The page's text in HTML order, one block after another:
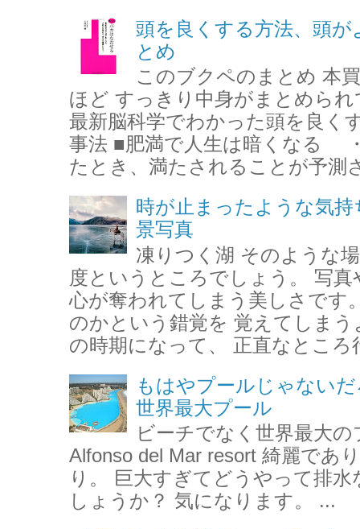
頭を良くする方法、頭
とめ
このブクペのまとめ 本
ほど すっきり中身がまとめら
最新脳科学でわかった頭を良く
事法 ■肥満で人生は暗くなる
たとき、満たされることが予測
時が止まったような気
景写真
凍りつく湖 そのような
度というところでしょう。 写
心が奪われてしまう美しさです
のかという錯覚を 覚えてしま
の時期になって、 正直なとこ
もはやプールじゃない
世界最大プール
ビーチでなく世界最大
Alfonso del Mar resort 綺麗であ
り。 巨大すぎてどうやって排
しょうか？ 気になります。 ...